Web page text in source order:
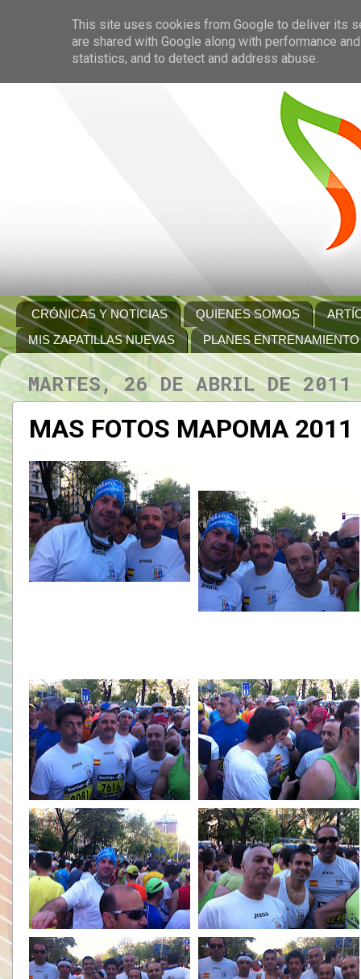
CRÓNICAS Y NOTICIAS QUIENES SOMOS
MIS ZAPATILLAS NUEVAS
PLANES ENTRENAMIENTO
MARTES, 26 DE ABRIL DE 2011
MAS FOTOS MAPOMA 2011
This site uses cookies from Google to deliver its
are shared with Google along with performance
statistics, and to detect and address abuse.